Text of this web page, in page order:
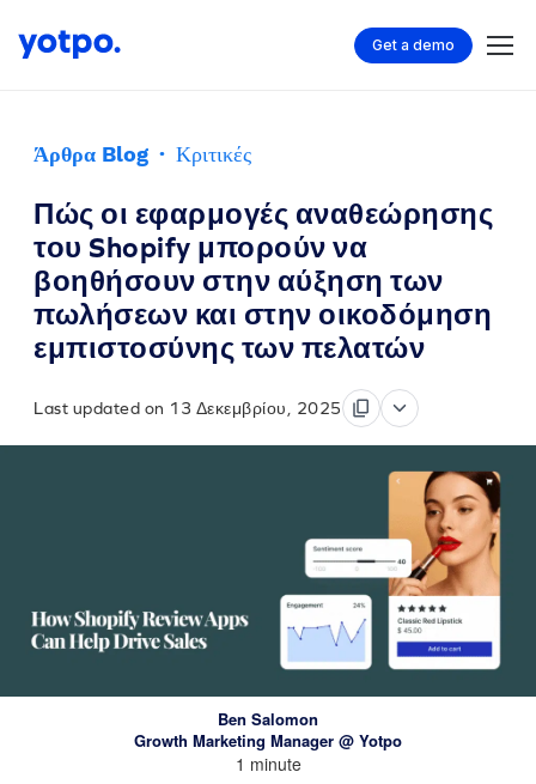
Get a demo
Άρθρα Blog · Κριτικές
Πώς οι εφαρμογές αναθεώρησης
του Shopify μπορούν να
βοηθήσουν στην αύξηση των
πωλήσεων και στην οικοδόμηση
εμπιστοσύνης των πελατών
Last updated on 13 Δεκεμβρίου, 2025
Ben Salomon
Growth Marketing Manager @ Yotpo
1 minute